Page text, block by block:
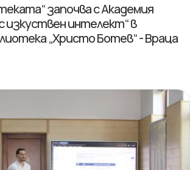
започва с Академия
изкуствен интелект“ в
„Христо Ботев“ - Враца